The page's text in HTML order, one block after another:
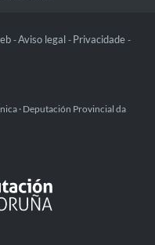
-Aviso legal - Privacidade -
· Deputación Provincial da